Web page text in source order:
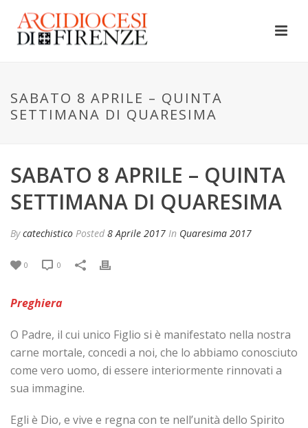
SABATO 8 APRILE – QUINTA
SETTIMANA DI QUARESIMA
SABATO 8 APRILE – QUINTA
SETTIMANA DI QUARESIMA
Bycatechistico Posted 8 Aprile 2017 In Quaresima 2017
0 0
Preghiera
O Padre, il cui unico Figlio si è manifestato nella nostra
carne mortale, concedi a noi, che lo abbiamo conosciuto
come vero uomo, di essere interiormente rinnovati a
sua immagine.
Egli è Dio, e vive e regna con te nell’unità dello Spirito